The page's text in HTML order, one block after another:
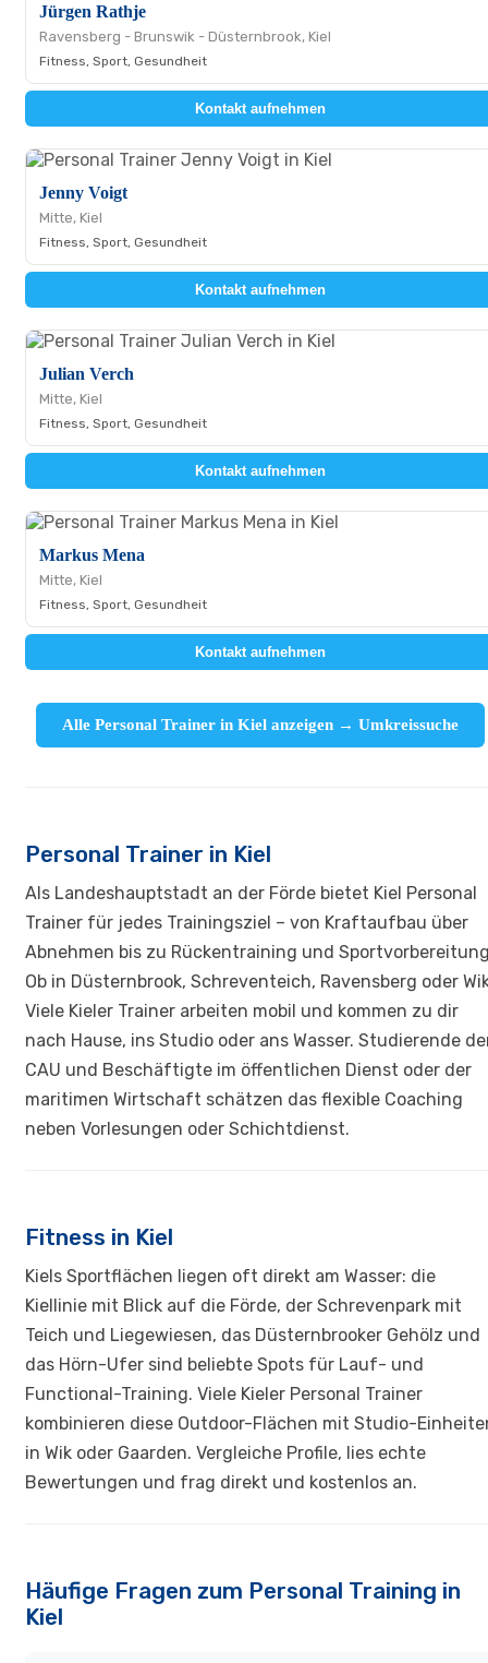
Jürgen Rathje
Ravensberg - Brunswik - Düsternbrook, Kiel
Fitness, Sport, Gesundheit
Kontakt aufnehmen
Jenny Voigt
Mitte, Kiel
Fitness, Sport, Gesundheit
Kontakt aufnehmen
Julian Verch
Mitte, Kiel
Fitness, Sport, Gesundheit
Kontakt aufnehmen
Markus Mena
Mitte, Kiel
Fitness, Sport, Gesundheit
Kontakt aufnehmen
Alle Personal Trainer in Kiel anzeigen → Umkreissuche
Personal Trainer in Kiel
Als Landeshauptstadt an der Förde bietet Kiel Personal
Trainer für jedes Trainingsziel – von Kraftaufbau über
Abnehmen bis zu Rückentraining und
Ob in Düsternbrook, Schreventeich, Ravensberg oder
Viele Kieler Trainer arbeiten mobil und kommen zu dir
nach Hause, ins Studio oder ans Wasser. Studierende
CAU und Beschäftigte im öffentlichen Dienst oder der
maritimen Wirtschaft schätzen das flexible Coaching
neben Vorlesungen oder Schichtdienst.
Fitness in Kiel
Kiels Sportflächen liegen oft direkt am Wasser: die
Kiellinie mit Blick auf die Förde, der Schrevenpark mit
Teich und Liegewiesen, das Düsternbrooker Gehölz und
das Hörn-Ufer sind beliebte Spots für Lauf- und
Functional-Training. Viele Kieler Personal Trainer
kombinieren diese Outdoor-Flächen mit Studio-
in Wik oder Gaarden. Vergleiche Profile, lies echte
Bewertungen und frag direkt und kostenlos an.
Häufige Fragen zum Personal Training in
Kiel